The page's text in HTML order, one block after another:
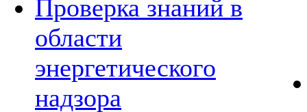
Проверка знаний в
области
энергетического
надзора